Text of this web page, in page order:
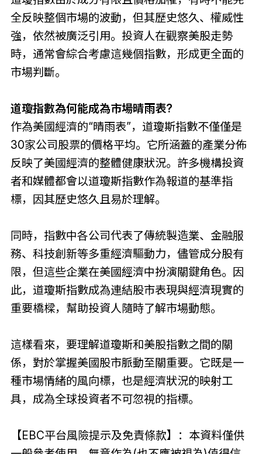
全反映整個市場的波動，但其歷史悠久、權威性
強，依然被廣泛引用。投資人在觀察美股走勢
時，通常會綜合考慮這幾個指數，形成更全面的
市場判斷。
道瓊指數為何能成為市場晴雨表?
作為美國經濟的“晴雨表”，道瓊斯指數不僅僅是
30家公司股票的價格平均。它所涵蓋的產業分佈
反映了美國經濟的整體健康狀況。許多機構投資
者和媒體都會以道瓊斯指數作為報道的基準指
標，因其歷史悠久且易於理解。
同時，指數中各公司代表了傳統製造業、金融服
務、科技創新等多重經濟驅動力，儘管成分股有
限，但這些企業在美國經濟中扮演關鍵角色。因
此，道瓊斯指數成為連結股市表現與經濟現實的
重要橋樑，幫助投資人隨時了解市場動態。
這樣看來，要理解道瓊斯和美股指數之間的關
係，對於掌握美國股市脈動至關重要。它既是一
種市場情緒的風向標，也是經濟狀況的映射工
具，成為全球投資者不可忽視的指標。
【EBC平台風險提示及免責條款】：本資料僅供